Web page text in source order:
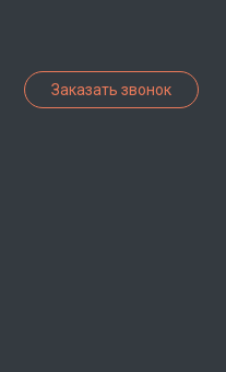
Заказать звонок